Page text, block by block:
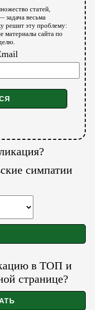
статей,
задача весьма
решит эту проблему:
материалы сайта по
симпатии
в ТОП и
странице?